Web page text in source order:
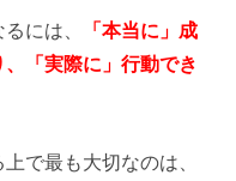
には、
「本当に」成
「実際に」行動でき
で最も大切なのは、